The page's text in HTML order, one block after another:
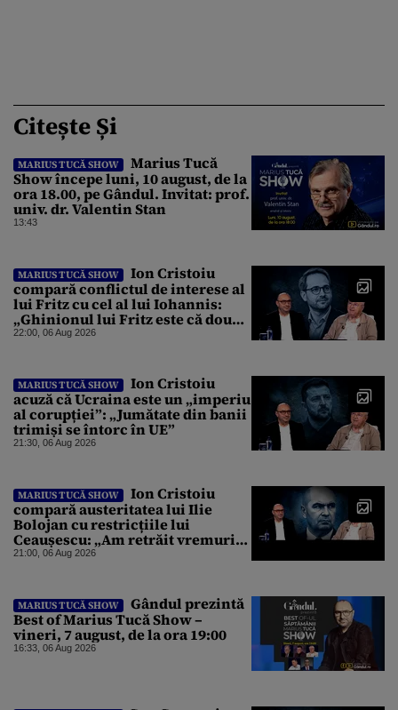
Citește Și
MARIUS TUCĂ SHOW
Marius Tucă
Show începe luni, 10 august, de la
ora 18.00, pe Gândul. Invitat: prof.
univ. dr. Valentin Stan
13:43
MARIUS TUCĂ SHOW
Ion Cristoiu
compară conflictul de interese al
lui Fritz cu cel al lui Iohannis:
„Ghinionul lui Fritz este că două
instanțe l-au declarat
22:00, 06 Aug 2026
MARIUS TUCĂ SHOW
Ion Cristoiu
acuză că Ucraina este un „imperiu
al corupției”: „Jumătate din banii
trimiși se întorc în UE”
21:30, 06 Aug 2026
MARIUS TUCĂ SHOW
Ion Cristoiu
compară austeritatea lui Ilie
Bolojan cu restricțiile lui
Ceaușescu: „Am retrăit vremurile
tinereții”
21:00, 06 Aug 2026
MARIUS TUCĂ SHOW
Gândul prezintă
Best of Marius Tucă Show –
vineri, 7 august, de la ora 19:00
16:33, 06 Aug 2026